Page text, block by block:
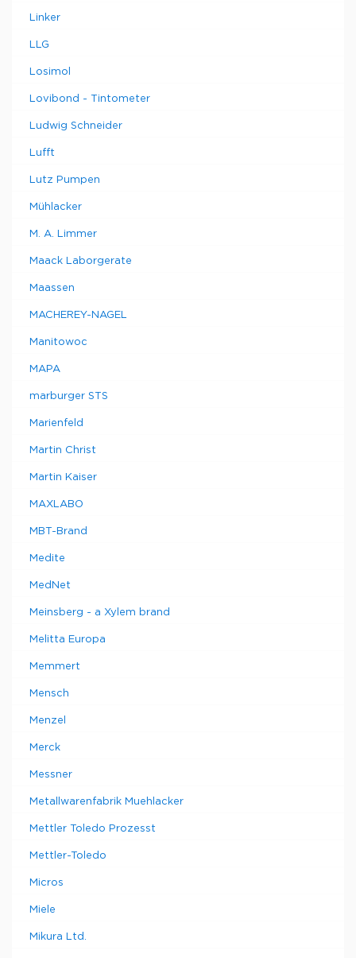
Linker
LLG
Losimol
Lovibond - Tintometer
Ludwig Schneider
Lufft
Lutz Pumpen
Mühlacker
M. A. Limmer
Maack Laborgerate
Maassen
MACHEREY-NAGEL
Manitowoc
MAPA
marburger STS
Marienfeld
Martin Christ
Martin Kaiser
MAXLABO
MBT-Brand
Medite
MedNet
Meinsberg - a Xylem brand
Melitta Europa
Memmert
Mensch
Menzel
Merck
Messner
Metallwarenfabrik Muehlacker
Mettler Toledo Prozesst
Mettler-Toledo
Micros
Miele
Mikura Ltd.